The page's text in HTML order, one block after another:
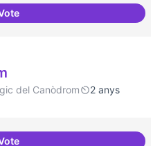
Tallers de col·laboració
del Canòdrom
2 anys